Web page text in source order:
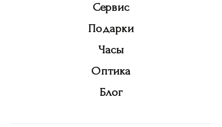
Сервис
Подарки
Часы
Оптика
Блог